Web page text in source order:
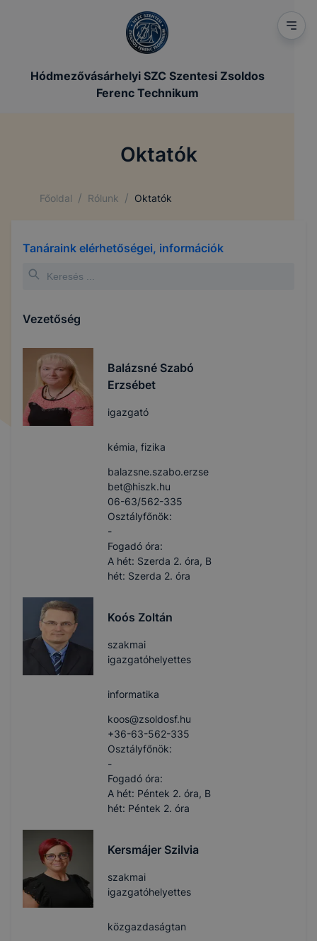
Hódmezővásárhelyi SZC Szentesi Zsoldos
Ferenc Technikum
Oktatók
Főoldal / Rólunk / Oktatók
Tanáraink elérhetőségei, információk
Vezetőség
Balázsné Szabó
Erzsébet
igazgató
kémia, fizika
balazsne.szabo.erzse
bet​@hiszk.hu
06-63/562-335
Osztályfőnök:
-
Fogadó óra:
A hét: Szerda 2. óra, B
hét: Szerda 2. óra
Koós Zoltán
szakmai
igazgatóhelyettes
informatika
koos​@zsoldosf.hu
+36-63-562-335
Osztályfőnök:
-
Fogadó óra:
A hét: Péntek 2. óra, B
hét: Péntek 2. óra
Kersmájer Szilvia
szakmai
igazgatóhelyettes
közgazdaságtan